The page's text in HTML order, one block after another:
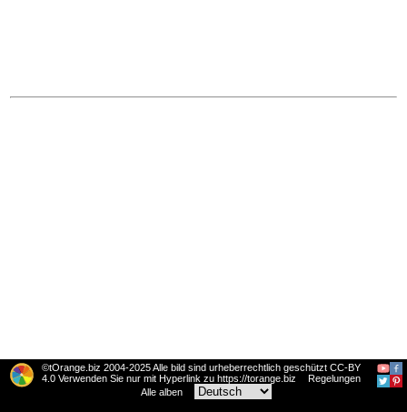
©tOrange.biz 2004-2025 Alle bild sind urheberrechtlich geschützt CC-BY
4.0 Verwenden Sie nur mit Hyperlink zu https://torange.biz
Regelungen
Alle alben